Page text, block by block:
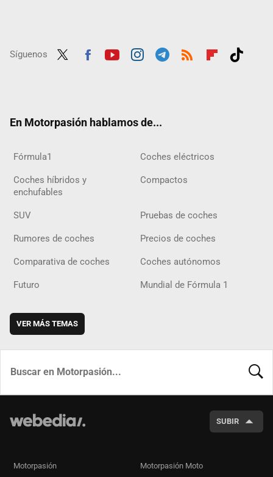
Síguenos
En Motorpasión hablamos de...
Fórmula1 Coches eléctricos
Coches híbridos y
enchufables
Compactos
SUV Pruebas de coches
Rumores de coches Precios de coches
Comparativa de coches Coches autónomos
Futuro Mundial de Fórmula 1
VER MÁS TEMAS
SUBIR
Motorpasión Motorpasión Moto